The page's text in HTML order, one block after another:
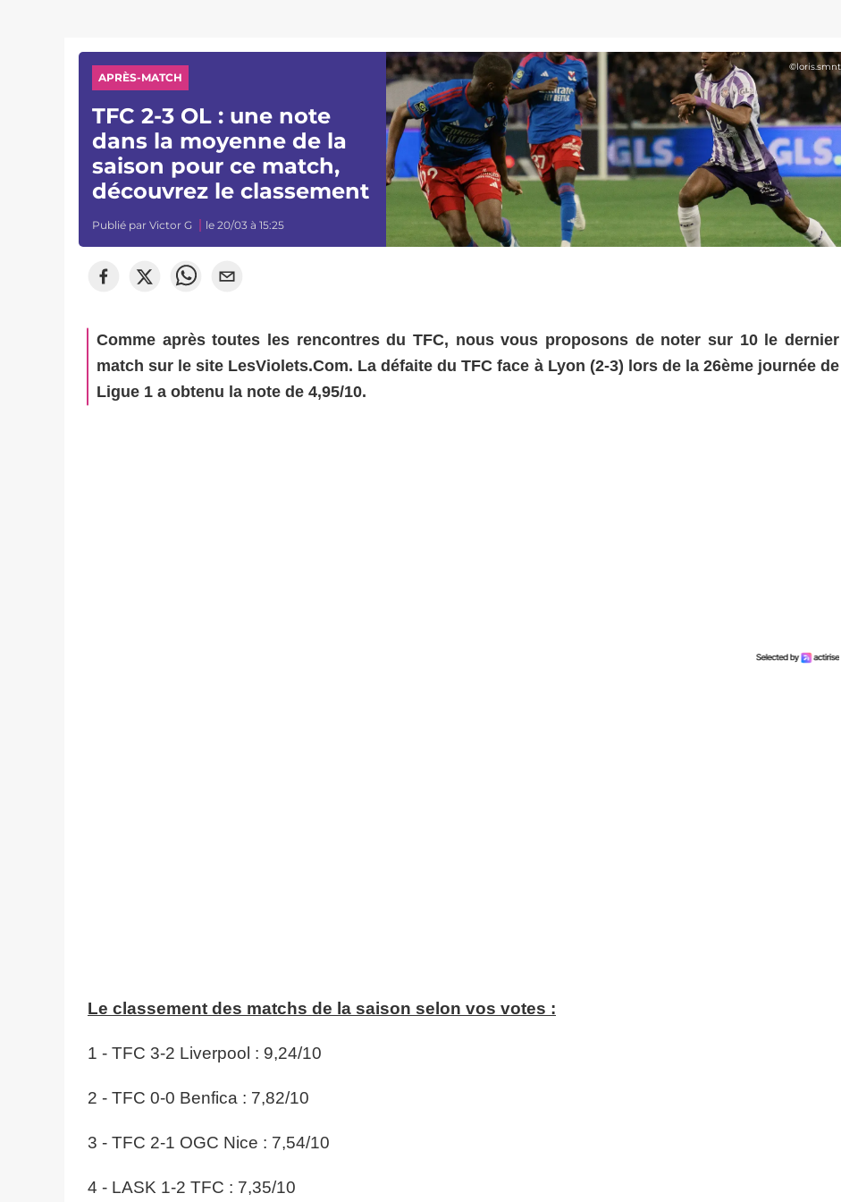
©loris.smnt
APRÈS-MATCH
TFC 2-3 OL : une note
dans la moyenne de la
saison pour ce match,
découvrez le classement
Publié parVictor G le 20/03 à 15:25
Comme après toutes les rencontres du TFC, nous vous proposons de noter sur 10 le dernier
match sur le site LesViolets.Com. La défaite du TFC face à Lyon (2-3) lors de la 26ème journée de
Ligue 1 a obtenu la note de 4,95/10.
Le classement des matchs de la saison selon vos votes :
1 - TFC 3-2 Liverpool : 9,24/10
2 - TFC 0-0 Benfica : 7,82/10
3 - TFC 2-1 OGC Nice : 7,54/10
4 - LASK 1-2 TFC : 7,35/10